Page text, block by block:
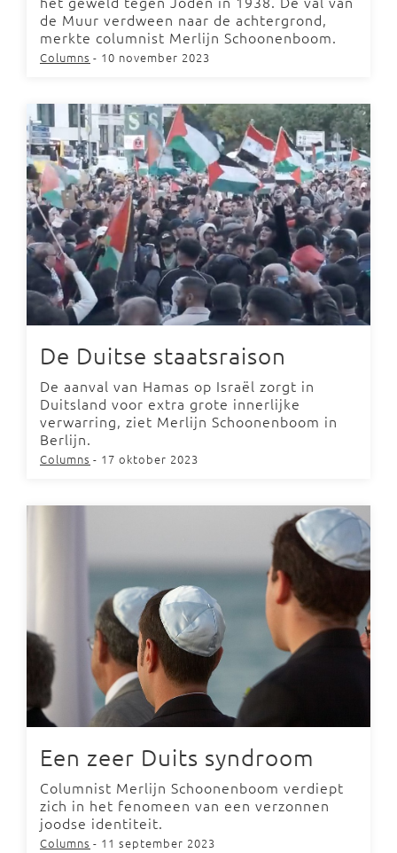
de Muur verdween naar de achtergrond,
merkte columnist Merlijn Schoonenboom.
Columns - 10 november 2023
De Duitse staatsraison
De aanval van Hamas op Israël zorgt in
Duitsland voor extra grote innerlijke
verwarring, ziet Merlijn Schoonenboom in
Berlijn.
Columns - 17 oktober 2023
Een zeer Duits syndroom
Columnist Merlijn Schoonenboom verdiept
zich in het fenomeen van een verzonnen
joodse identiteit.
Columns - 11 september 2023